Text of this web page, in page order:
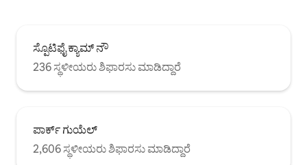
ಗೋಟಿಕ್(URL ಮರೆಮಾಡಲಾಗಿದೆ) 4 ಮೆಟ್ರೋ ಸ್ಟಾಪ್
(8-10 ನಿಮಿಷ) ಬಾರ್ಸಿಲೋನಾ ಕಡಲತೀರ: 5
ಮೆಟ್ರೋ ಸ್ಟಾಪ್ (10-12 ನಿಮಿಷ)
ಸ್ಪೊಟಿಫೈ ಕ್ಯಾಮ್ ನೌ
236 ಸ್ಥಳೀಯರು ಶಿಫಾರಸು ಮಾಡಿದ್ದಾರೆ
ಪಾರ್ಕ್ ಗುಯೆಲ್
2,606 ಸ್ಥಳೀಯರು ಶಿಫಾರಸು ಮಾಡಿದ್ದಾರೆ